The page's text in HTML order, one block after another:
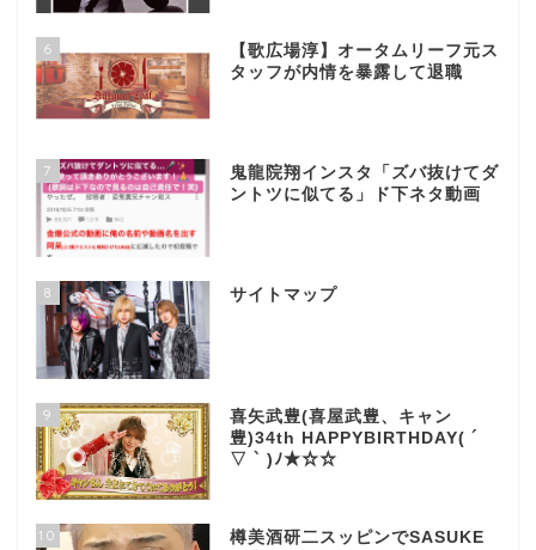
6
【歌広場淳】オータムリーフ元ス
タッフが内情を暴露して退職
7
鬼龍院翔インスタ「ズバ抜けてダ
ントツに似てる」ド下ネタ動画
8 サイトマップ
9
喜矢武豊(喜屋武豊、キャン
豊)34th HAPPYBIRTHDAY( ´
▽ ` )ﾉ★☆☆
10
樽美酒研二スッピンでSASUKE